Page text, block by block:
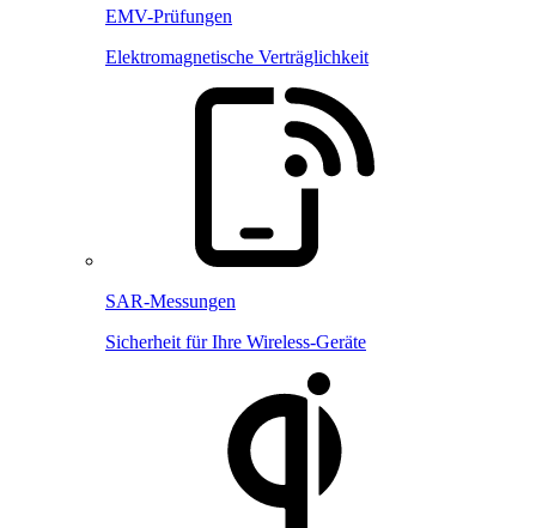
EMV-Prüfungen
Elektromagnetische Verträglichkeit
SAR-Messungen
Sicherheit für Ihre Wireless-Geräte